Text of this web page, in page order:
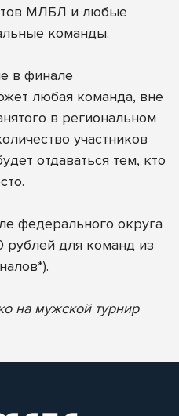
МЛБЛ и любые
команды.
в финале
любая команда, вне
в региональном
участников
отдаваться тем, кто
федерального округа
для команд из
на мужской турнир